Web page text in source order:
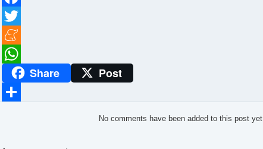
Facebook
Twitter
Meneame
WhatsAppShare Post
No comments have been added to this post yet.